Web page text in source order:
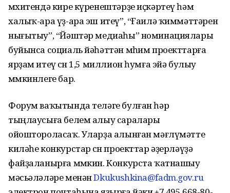
мөхитендә кире күренештәрҙе иҫкәртеү һәм
халыҡ-ара үҙ-ара эш итеү”, “Ғаилә ҡиммәттәрен
нығытыу”, “Йәштәр медиаһы” номинациялары
буйынса социаль йәһәттән мөһим проекттарға
ярҙам итеү өсөн 1,5 миллион һумға эйә булыу
мөмкинлеге бар.
Форум ваҡытында теләге булған һәр
тыңлаусыға белем алыу саралары
ойоштороласаҡ. Уларҙа алынған мәғлүмәтте
киләһе конкурстар өсөн проекттар әҙерләүҙә
файҙаланырға мөмкин. Конкурста ҡатнашыу
мәсьәләләре менәнDkukushkina@fadm.gov.ru